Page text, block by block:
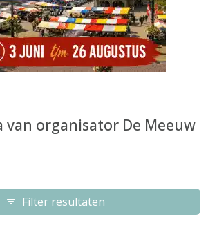
van organisator De Meeuw
Filter resultaten